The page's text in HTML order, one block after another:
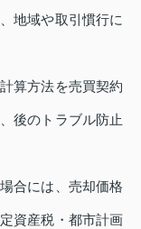
地域や取引慣行に
算方法を売買契約
後のトラブル防止
合には、売却価格
資産税・都市計画